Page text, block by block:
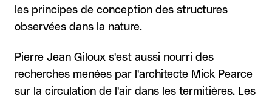
les principes de conception des structures
observées dans la nature.
Pierre Jean Giloux s'est aussi nourri des
recherches menées par l'architecte Mick Pearce
sur la circulation de l'air dans les termitières. Les